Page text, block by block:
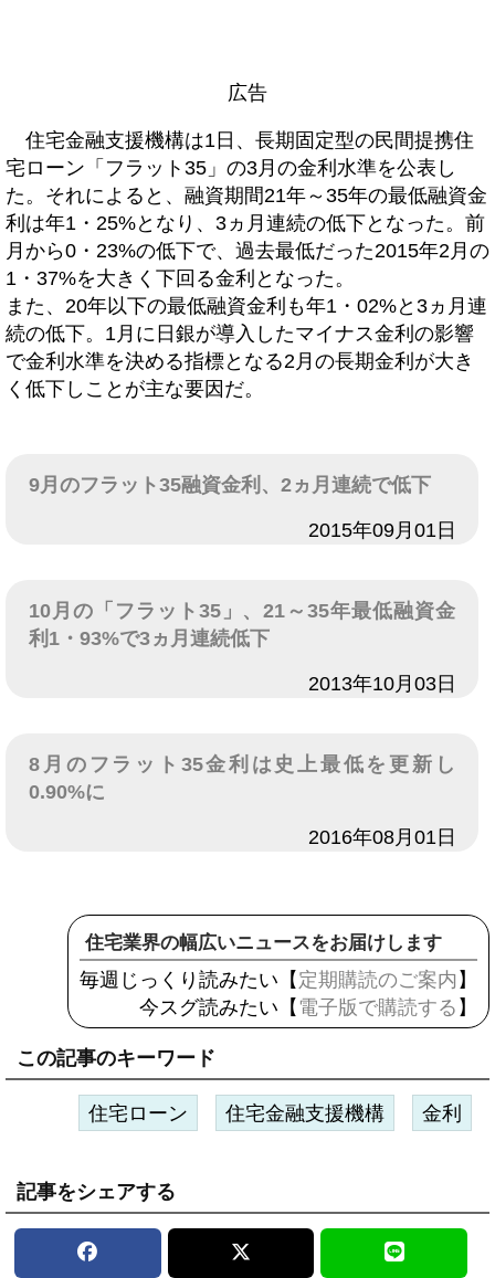
広告
住宅金融支援機構は1日、長期固定型の民間提携住
宅ローン「フラット35」の3月の金利水準を公表し
た。それによると、融資期間21年～35年の最低融資金
利は年1・25%となり、3ヵ月連続の低下となった。前
月から0・23%の低下で、過去最低だった2015年2月の
1・37%を大きく下回る金利となった。
また、20年以下の最低融資金利も年1・02%と3ヵ月連
続の低下。1月に日銀が導入したマイナス金利の影響
で金利水準を決める指標となる2月の長期金利が大き
く低下しことが主な要因だ。
9月のフラット35融資金利、2ヵ月連続で低下
2015年09月01日
10月の「フラット35」、21～35年最低融資金
利1・93%で3ヵ月連続低下
2013年10月03日
8月のフラット35金利は史上最低を更新し
0.90%に
2016年08月01日
住宅業界の幅広いニュースをお届けします
毎週じっくり読みたい【 定期購読のご案内 】
今スグ読みたい【 電子版で購読する 】
この記事のキーワード
住宅ローン 住宅金融支援機構 金利
記事をシェアする